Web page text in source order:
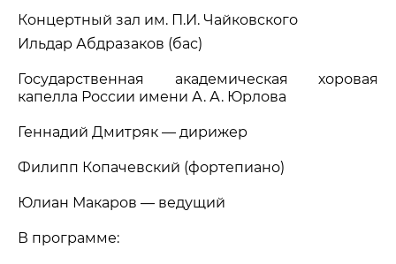
Концертный зал им. П.И. Чайковского
Ильдар Абдразаков (бас)
Государственная академическая хоровая
капелла России имени А. А. Юрлова
Геннадий Дмитряк — дирижер
Филипп Копачевский (фортепиано)
Юлиан Макаров — ведущий
В программе: